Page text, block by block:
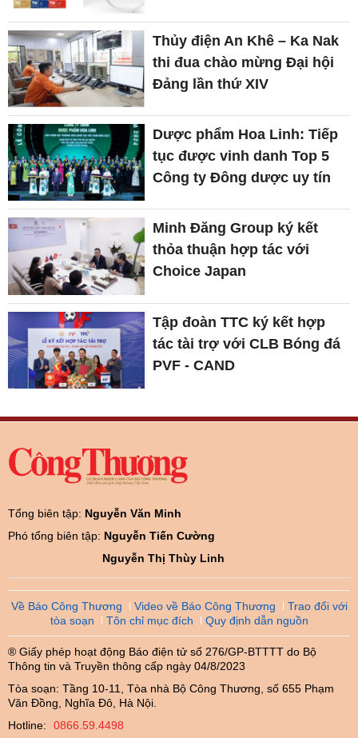
Thủy điện An Khê – Ka Nak
thi đua chào mừng Đại hội
Đảng lần thứ XIV
Dược phẩm Hoa Linh: Tiếp
tục được vinh danh Top 5
Công ty Đông dược uy tín
Minh Đăng Group ký kết
thỏa thuận hợp tác với
Choice Japan
Tập đoàn TTC ký kết hợp
tác tài trợ với CLB Bóng đá
PVF - CAND
Tổng biên tập: Nguyễn Văn Minh
Phó tổng biên tập: Nguyễn Tiến Cường
Nguyễn Thị Thùy Linh
Về Báo Công Thương Video về Báo Công Thương
Trao đổi với
tòa soạn
Tôn chỉ mục đích Quy định dẫn nguồn
® Giấy phép hoạt động Báo điện tử số 276/GP-BTTTT do Bộ
Thông tin và Truyền thông cấp ngày 04/8/2023
Tòa soạn: Tầng 10-11, Tòa nhà Bộ Công Thương, số 655 Phạm
Văn Đồng, Nghĩa Đô, Hà Nội.
Hotline:
0866.59.4498